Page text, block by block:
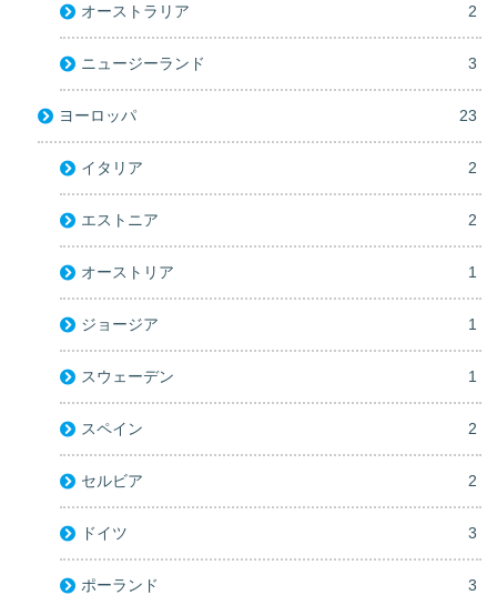
オーストラリア 2
ニュージーランド 3
ヨーロッパ 23
イタリア 2
エストニア 2
オーストリア 1
ジョージア 1
スウェーデン 1
スペイン 2
セルビア 2
ドイツ 3
ポーランド 3